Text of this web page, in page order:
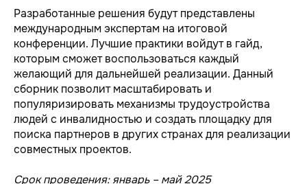
Разработанные решения будут представлены
международным экспертам на итоговой
конференции. Лучшие практики войдут в гайд,
которым сможет воспользоваться каждый
желающий для дальнейшей реализации. Данный
сборник позволит масштабировать и
популяризировать механизмы трудоустройства
людей с инвалидностью и создать площадку для
поиска партнеров в других странах для реализации
совместных проектов.
Срок проведения: январь – май 2025